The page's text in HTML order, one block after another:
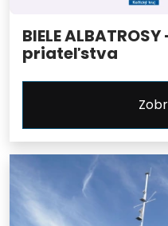
BIELE
priateľstva